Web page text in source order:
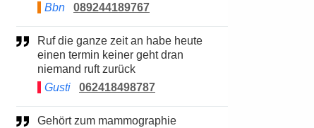
Bbn
089244189767
Ruf die ganze zeit an habe heute
einen termin keiner geht dran
niemand ruft zurück
Gusti
062418498787
Gehört zum mammographie